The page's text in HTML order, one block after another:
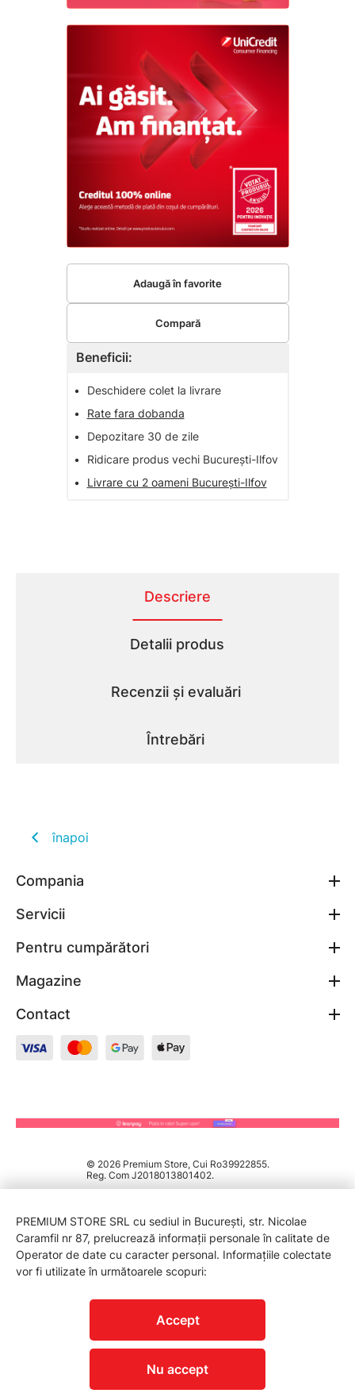
Beneficii:
•
Deschidere colet la livrare
•
Rate fara dobanda
•
Depozitare 30 de zile
•
Ridicare produs vechi București-Ilfov
•
Livrare cu 2 oameni București-Ilfov
Adaugă în favorite
Compară
Descriere
Detalii produs
Recenzii și evaluări
Întrebări
înapoi
Compania
Servicii
Pentru cumpărători
Magazine
Contact
© 2026 Premium Store, Cui Ro39922855.
Reg. Com J2018013801402.
PREMIUM STORE SRL cu sediul in București, str. Nicolae
Caramfil nr 87, prelucrează informații personale în calitate de
Operator de date cu caracter personal. Informațiile colectate
vor fi utilizate în următoarele scopuri:
Accept
Nu accept